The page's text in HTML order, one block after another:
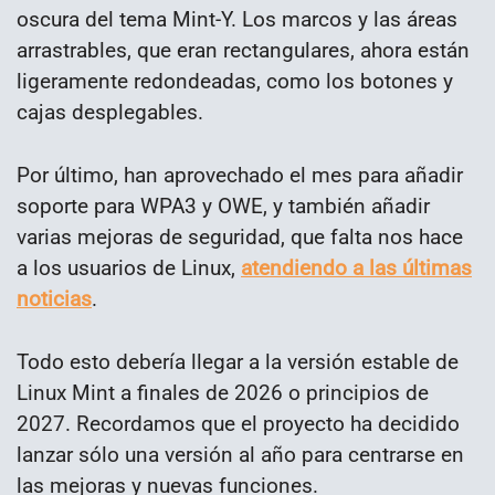
oscura del tema Mint-Y. Los marcos y las áreas
arrastrables, que eran rectangulares, ahora están
ligeramente redondeadas, como los botones y
cajas desplegables.
Por último, han aprovechado el mes para añadir
soporte para WPA3 y OWE, y también añadir
varias mejoras de seguridad, que falta nos hace
a los usuarios de Linux, atendiendo a las últimas
noticias.
Todo esto debería llegar a la versión estable de
Linux Mint a finales de 2026 o principios de
2027. Recordamos que el proyecto ha decidido
lanzar sólo una versión al año para centrarse en
las mejoras y nuevas funciones.